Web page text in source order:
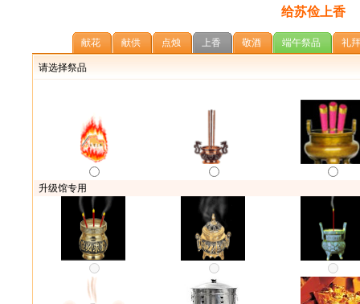
给苏俭上香
献花 献供 点烛 上香 敬酒 端午祭品 礼拜
请选择祭品
升级馆专用